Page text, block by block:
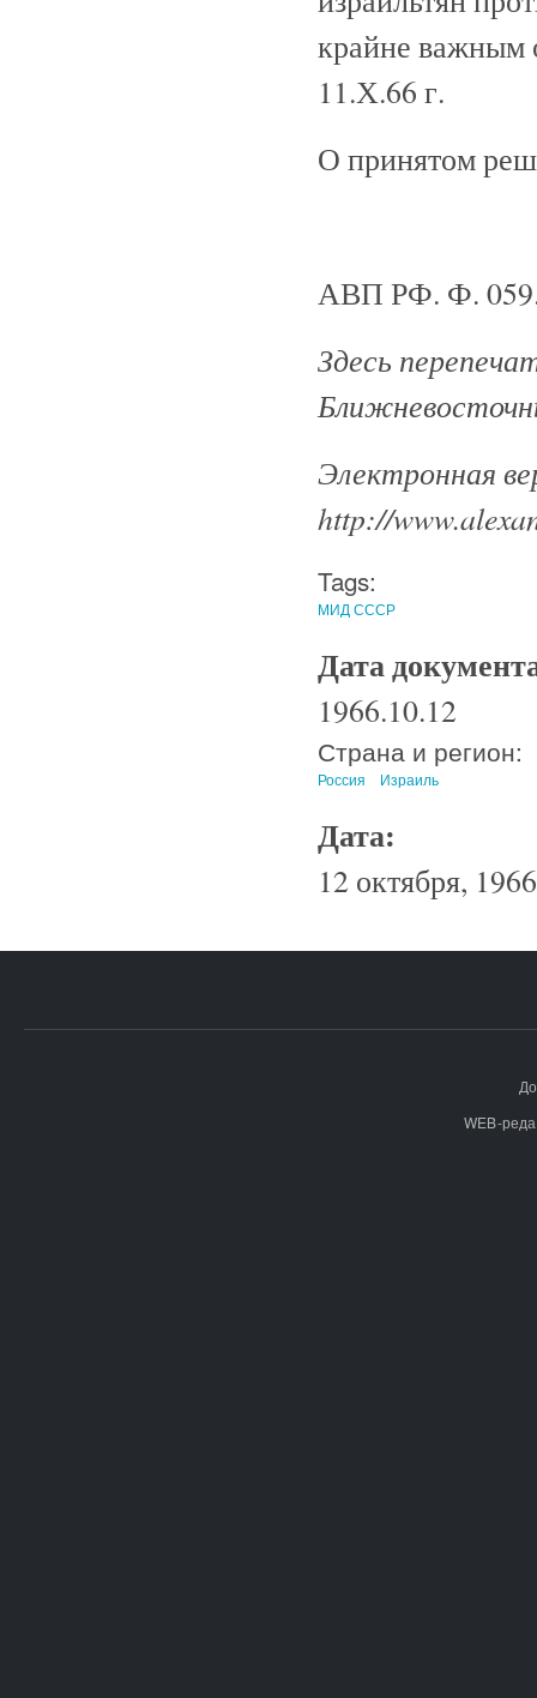
крайне важным
11.Х.66 г.
О принятом
АВП РФ. Ф.
Здесь
Электронная
http://
Tags:
МИД СССР
Дата
1966.10.12
Страна и регион:
Россия Израиль
Дата:
12 октября,
WEB-